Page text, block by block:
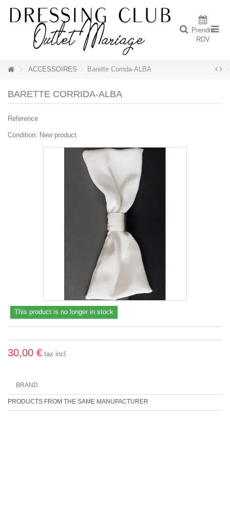
Prendre
RDV
ACCESSOIRES Barette Corrida-ALBA
BARETTE CORRIDA-ALBA
Reference
Condition: New product
This product is no longer in stock
30,00 € tax incl.
BRAND
PRODUCTS FROM THE SAME MANUFACTURER